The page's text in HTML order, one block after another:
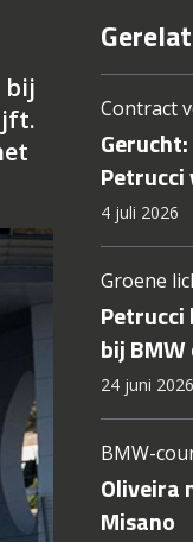
bij
Contract
Petrucci
4 juli 2026
Groene
bij
24 juni 2026
BMW-
Oliveira
Misano